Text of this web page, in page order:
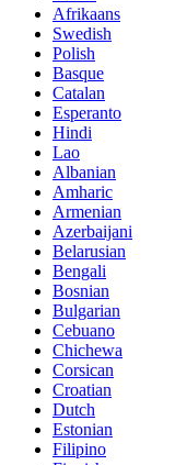
Afrikaans
Swedish
Polish
Basque
Catalan
Esperanto
Hindi
Lao
Albanian
Amharic
Armenian
Azerbaijani
Belarusian
Bengali
Bosnian
Bulgarian
Cebuano
Chichewa
Corsican
Croatian
Dutch
Estonian
Filipino